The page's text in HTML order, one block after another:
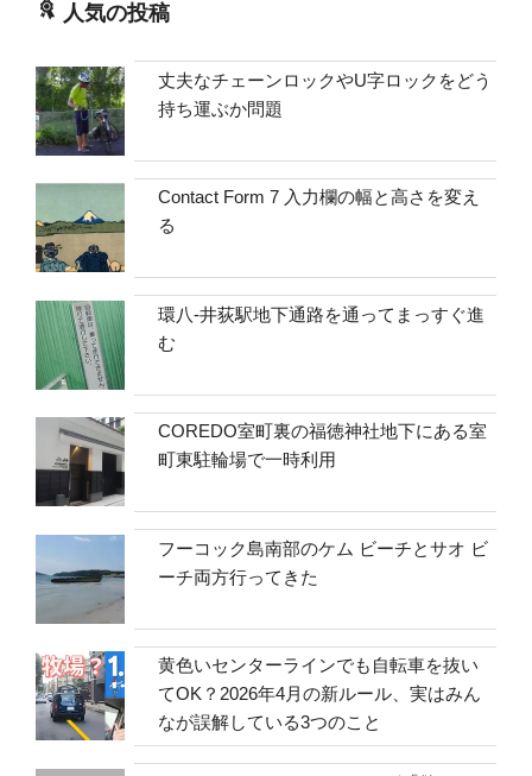
人気の投稿
丈夫なチェーンロックやU字ロックをどう
持ち運ぶか問題
Contact Form 7 入力欄の幅と高さを変え
る
環八-井荻駅地下通路を通ってまっすぐ進
む
COREDO室町裏の福徳神社地下にある室
町東駐輪場で一時利用
フーコック島南部のケム ビーチとサオ ビ
ーチ両方行ってきた
黄色いセンターラインでも自転車を抜い
てOK？2026年4月の新ルール、実はみん
なが誤解している3つのこと